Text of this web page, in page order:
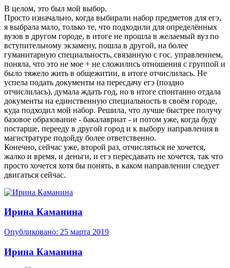
В целом, это был мой выбор.
Просто изначально, когда выбирали набор предметов для егэ,
я выбрала мало, только те, что подходили для определённых
вузов в другом городе, в итоге не прошла в желаемый вуз по
вступительному экзамену, пошла в другой, на более
гуманитарную специальность, связанную с гос. управлением,
поняла, что это не мое + не сложились отношения с группой и
было тяжело жить в общежитии, в итоге отчислилась. Не
успела подать документы на пересдачу егэ (поздно
отчислилась), думала ждать год, но в итоге спонтанно отдала
документы на единственную специальность в своём городе,
куда подходил мой набор. Решила, что лучше быстрее получу
базовое образование - бакалавриат - и потом уже, когда буду
постарше, перееду в другой город и к выбору направления в
магистратуре подойду более ответственно.
Конечно, сейчас уже, второй раз, отчисляться не хочется,
жалко и время, и деньги, и егэ пересдавать не хочется, так что
просто хочется хотя бы понять, в каком направлении следует
двигаться сейчас.
Ирина Каманина
Опубликовано: 25 марта 2019
Ирина Каманина